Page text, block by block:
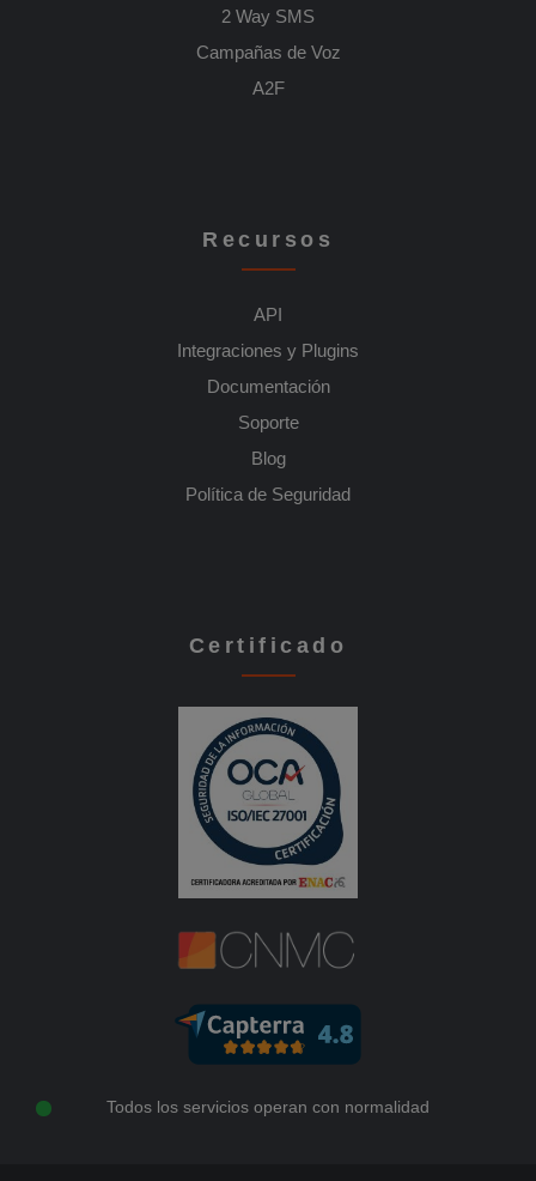
2 Way SMS
Campañas de Voz
A2F
Recursos
API
Integraciones y Plugins
Documentación
Soporte
Blog
Política de Seguridad
Certificado
Todos los servicios operan con normalidad